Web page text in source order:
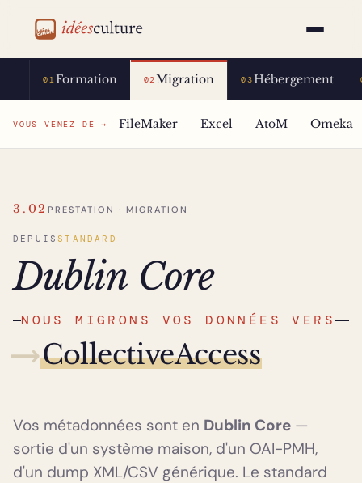
idéesculture
01Formation 02Migration 03Hébergement
VOUS VENEZ DE → FileMaker Excel AtoM Omeka
3.02PRESTATION · MIGRATION
DEPUIS STANDARD
Dublin Core
NOUS MIGRONS VOS DONNÉES VERS
⟶CollectiveAccess
Vos métadonnées sont en Dublin Core —
sortie d'un système maison, d'un OAI-PMH,
d'un dump XML/CSV générique. Le standard